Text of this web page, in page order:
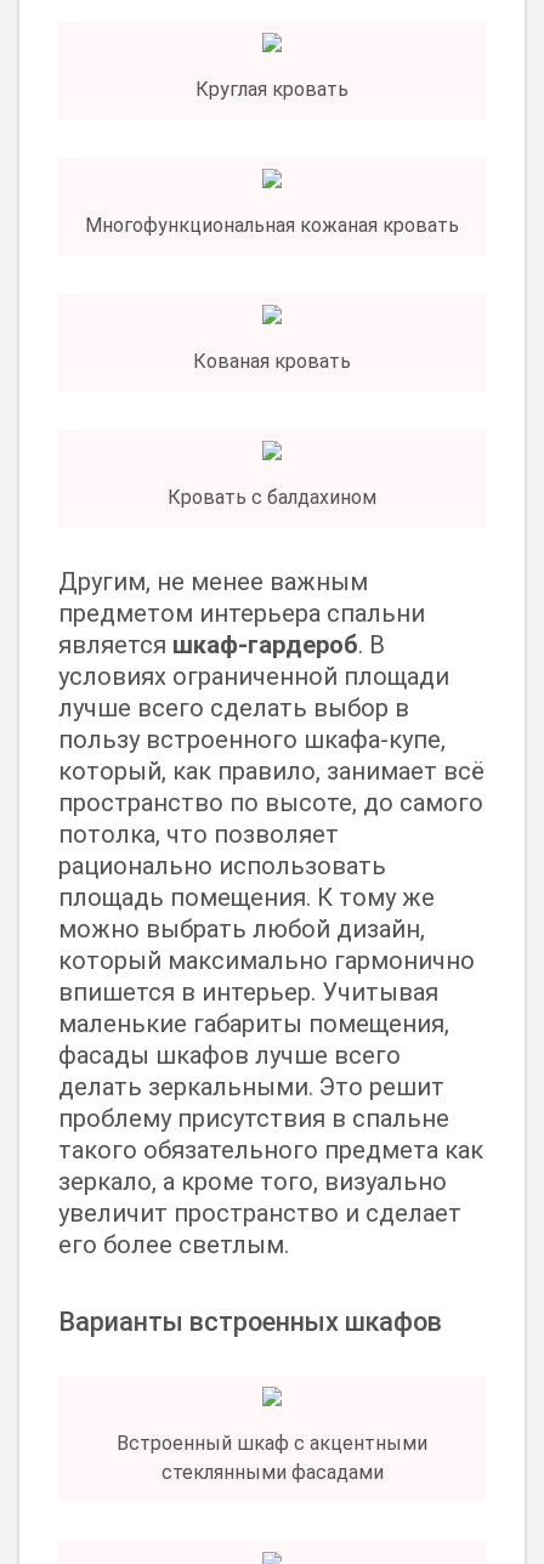
Круглая кровать
Многофункциональная кожаная кровать
Кованая кровать
Кровать с балдахином
Другим, не менее важным
предметом интерьера спальни
является шкаф-гардероб. В
условиях ограниченной площади
лучше всего сделать выбор в
пользу встроенного шкафа-купе,
который, как правило, занимает всё
пространство по высоте, до самого
потолка, что позволяет
рационально использовать
площадь помещения. К тому же
можно выбрать любой дизайн,
который максимально гармонично
впишется в интерьер. Учитывая
маленькие габариты помещения,
фасады шкафов лучше всего
делать зеркальными. Это решит
проблему присутствия в спальне
такого обязательного предмета как
зеркало, а кроме того, визуально
увеличит пространство и сделает
его более светлым.
Варианты встроенных шкафов
Встроенный шкаф с акцентными
стеклянными фасадами